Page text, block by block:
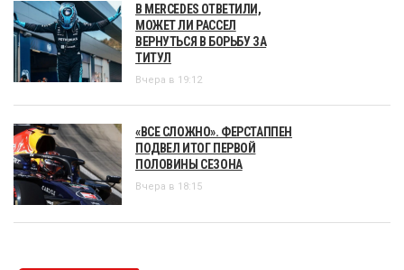
В MERCEDES ОТВЕТИЛИ,
МОЖЕТ ЛИ РАССЕЛ
ВЕРНУТЬСЯ В БОРЬБУ ЗА
ТИТУЛ
Вчера в 19:12
«ВСЕ СЛОЖНО». ФЕРСТАППЕН
ПОДВЕЛ ИТОГ ПЕРВОЙ
ПОЛОВИНЫ СЕЗОНА
Вчера в 18:15